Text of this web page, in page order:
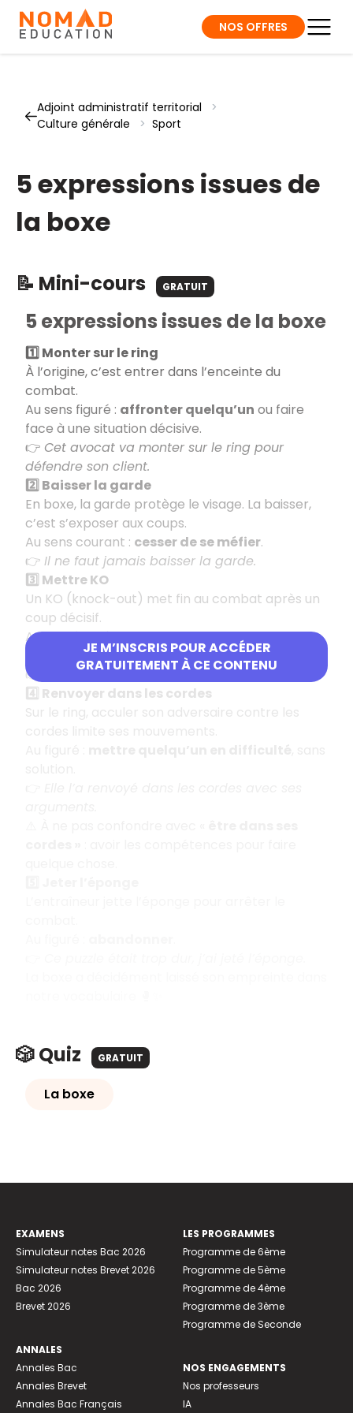
NOS OFFRES
Adjoint administratif territorial
>
Culture générale
> Sport
5 expressions issues de
la boxe
📝 Mini-cours GRATUIT
JE M’INSCRIS POUR ACCÉDER
GRATUITEMENT À CE CONTENU
5 expressions issues de la boxe
1️⃣ Monter sur le ring
À l’origine, c’est entrer dans l’enceinte du
combat.
Au sens figuré : affronter quelqu’un ou faire
face à une situation décisive.
👉 Cet avocat va monter sur le ring pour
défendre son client.
2️⃣ Baisser la garde
En boxe, la garde protège le visage. La baisser,
c’est s’exposer aux coups.
Au sens courant : cesser de se méfier.
👉 Il ne faut jamais baisser la garde.
3️⃣ Mettre KO
Un KO (knock-out) met fin au combat après un
coup décisif.
Au figuré :vaincre totalementou
impressionner fortement.
👉
Cette nouvelle m’a mis KO.
4️⃣ Renvoyer dans les cordes
Sur le ring, acculer son adversaire contre les
🎲 Quiz GRATUIT
La boxe
EXAMENS
Simulateur notes Bac 2026
Simulateur notes Brevet 2026
Bac 2026
Brevet 2026
ANNALES
Annales Bac
Annales Brevet
Annales Bac Français
LES PROGRAMMES
Programme de 6ème
Programme de 5ème
Programme de 4ème
Programme de 3ème
Programme de Seconde
NOS ENGAGEMENTS
Nos professeurs
IA